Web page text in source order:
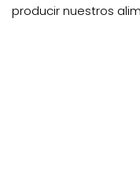
producir nuestros